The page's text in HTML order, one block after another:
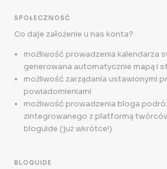
SPOŁECZNOŚĆ
Co daje założenie u nas konta?
możliwość prowadzenia kalendarza
generowana automatycznie mapą i
możliwość zarządania ustawionymi
powiadomieniami
możliwość prowadzenia bloga
zintegrowanego z platformą
bloguide (już wkrótce!)
BLOGUIDE